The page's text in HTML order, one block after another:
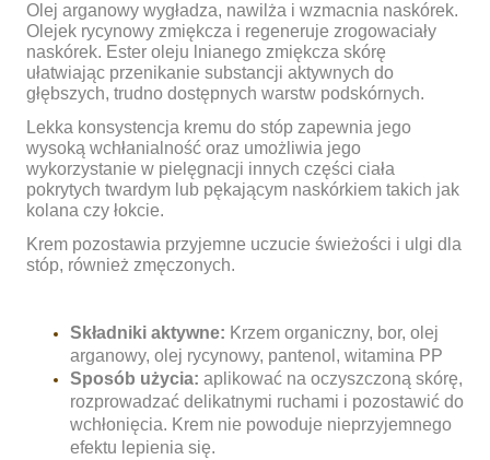
Olej arganowy wygładza, nawilża i wzmacnia naskórek.
Olejek rycynowy zmiękcza i regeneruje zrogowaciały
naskórek. Ester oleju lnianego zmiękcza skórę
ułatwiając przenikanie substancji aktywnych do
głębszych, trudno dostępnych warstw podskórnych.
Lekka konsystencja kremu do stóp zapewnia jego
wysoką wchłanialność oraz umożliwia jego
wykorzystanie w pielęgnacji innych części ciała
pokrytych twardym lub pękającym naskórkiem takich jak
kolana czy łokcie.
Krem pozostawia przyjemne uczucie świeżości i ulgi dla
stóp, również zmęczonych.
Składniki aktywne: Krzem organiczny, bor, olej
arganowy, olej rycynowy, pantenol, witamina PP
Sposób użycia: aplikować na oczyszczoną skórę,
rozprowadzać delikatnymi ruchami i pozostawić do
wchłonięcia. Krem nie powoduje nieprzyjemnego
efektu lepienia się.